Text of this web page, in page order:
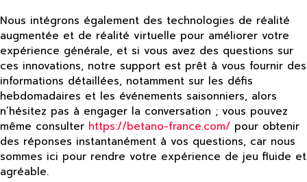
Nous intégrons également des technologies de réalité
augmentée et de réalité virtuelle pour améliorer votre
expérience générale, et si vous avez des questions sur
ces innovations, notre support est prêt à vous fournir des
informations détaillées, notamment sur les défis
hebdomadaires et les événements saisonniers, alors
n’hésitez pas à engager la conversation ; vous pouvez
même consulter https://betano-france.com/ pour obtenir
des réponses instantanément à vos questions, car nous
sommes ici pour rendre votre expérience de jeu fluide et
agréable.